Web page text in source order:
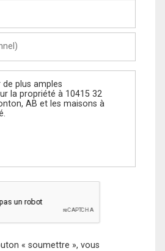
« soumettre », vous